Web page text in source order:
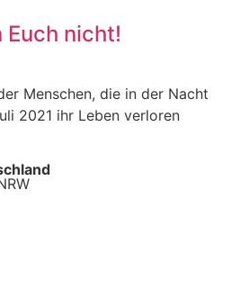
Euch nicht!
Menschen, die in der Nacht
2021 ihr Leben verloren